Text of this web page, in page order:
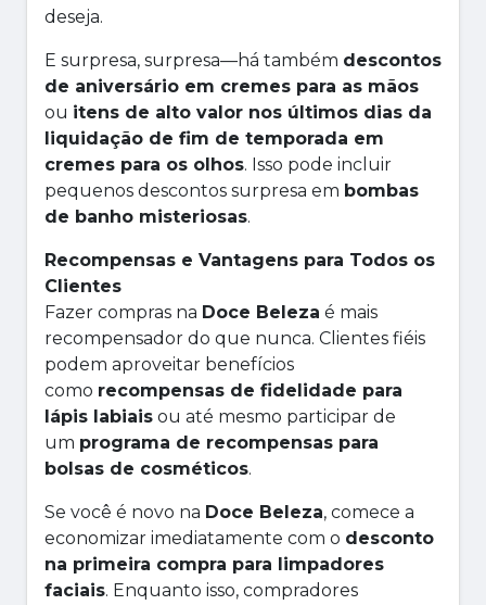
deseja.
E surpresa, surpresa—há também descontos
de aniversário em cremes para as mãos
ou itens de alto valor nos últimos dias da
liquidação de fim de temporada em
cremes para os olhos. Isso pode incluir
pequenos descontos surpresa em bombas
de banho misteriosas.
Recompensas e Vantagens para Todos os
Clientes
Fazer compras na Doce Beleza é mais
recompensador do que nunca. Clientes fiéis
podem aproveitar benefícios
como recompensas de fidelidade para
lápis labiais ou até mesmo participar de
um programa de recompensas para
bolsas de cosméticos.
Se você é novo na Doce Beleza, comece a
economizar imediatamente com o desconto
na primeira compra para limpadores
faciais. Enquanto isso, compradores